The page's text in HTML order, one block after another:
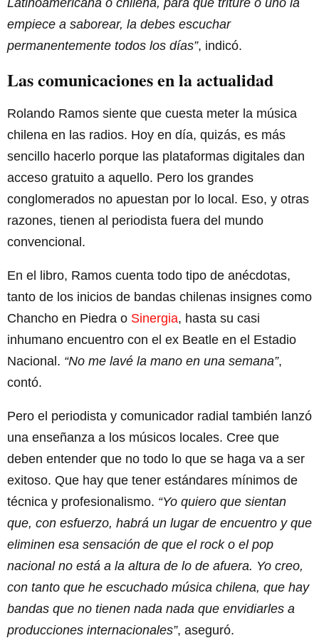
empiece a saborear, la debes escuchar
permanentemente todos los días”, indicó.
Las comunicaciones en la actualidad
Rolando Ramos siente que cuesta meter la música
chilena en las radios. Hoy en día, quizás, es más
sencillo hacerlo porque las plataformas digitales dan
acceso gratuito a aquello. Pero los grandes
conglomerados no apuestan por lo local. Eso, y otras
razones, tienen al periodista fuera del mundo
convencional.
En el libro, Ramos cuenta todo tipo de anécdotas,
tanto de los inicios de bandas chilenas insignes como
Chancho en Piedra o Sinergia, hasta su casi
inhumano encuentro con el ex Beatle en el Estadio
Nacional. “No me lavé la mano en una semana”,
contó.
Pero el periodista y comunicador radial también lanzó
una enseñanza a los músicos locales. Cree que
deben entender que no todo lo que se haga va a ser
exitoso. Que hay que tener estándares mínimos de
técnica y profesionalismo. “Yo quiero que sientan
que, con esfuerzo, habrá un lugar de encuentro y que
eliminen esa sensación de que el rock o el pop
nacional no está a la altura de lo de afuera. Yo creo,
con tanto que he escuchado música chilena, que hay
bandas que no tienen nada nada que envidiarles a
producciones internacionales”, aseguró.